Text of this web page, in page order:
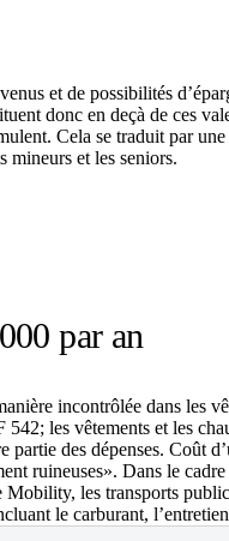
et de possibilités
donc en deçà de ces
Cela se traduit par
mineurs et les seniors.
par an
incontrôlée dans
les vêtements et les
des dépenses. Coût
ruineuses». Dans le
Mobility, les transports
le carburant,